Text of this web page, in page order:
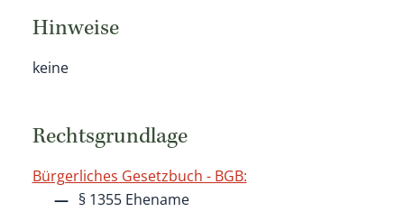
Hinweise
keine
Rechtsgrundlage
Bürgerliches Gesetzbuch - BGB:
§ 1355 Ehename